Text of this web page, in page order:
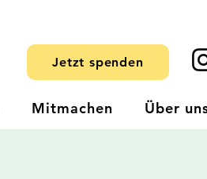
Jetzt spenden
Mitmachen Über